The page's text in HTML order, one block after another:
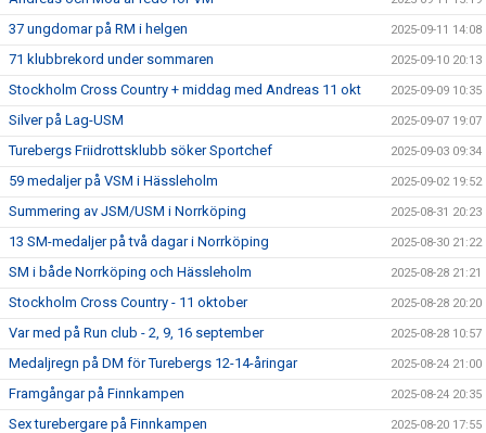
37 ungdomar på RM i helgen 2025-09-11 14:08
71 klubbrekord under sommaren 2025-09-10 20:13
Stockholm Cross Country + middag med Andreas 11 okt 2025-09-09 10:35
Silver på Lag-USM 2025-09-07 19:07
Turebergs Friidrottsklubb söker Sportchef 2025-09-03 09:34
59 medaljer på VSM i Hässleholm 2025-09-02 19:52
Summering av JSM/USM i Norrköping 2025-08-31 20:23
13 SM-medaljer på två dagar i Norrköping 2025-08-30 21:22
SM i både Norrköping och Hässleholm 2025-08-28 21:21
Stockholm Cross Country - 11 oktober 2025-08-28 20:20
Var med på Run club - 2, 9, 16 september 2025-08-28 10:57
Medaljregn på DM för Turebergs 12-14-åringar 2025-08-24 21:00
Framgångar på Finnkampen 2025-08-24 20:35
Sex turebergare på Finnkampen 2025-08-20 17:55